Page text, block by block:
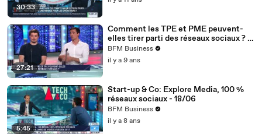
30:33
27:21
Comment les TPE et PME peuvent-
elles tirer parti des réseaux sociaux ? -
03/06
BFM Business
il y a 9 ans
5:45
Start-up & Co: Explore Media, 100 %
réseaux sociaux - 18/06
BFM Business
il y a 8 ans